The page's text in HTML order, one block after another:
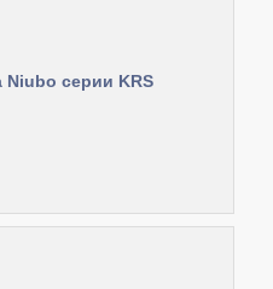
Niubo серии KRS